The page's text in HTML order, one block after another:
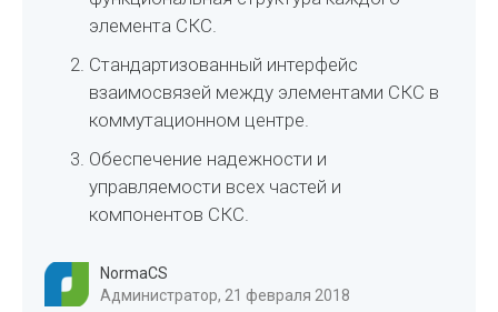
элемента СКС.
Стандартизованный интерфейс
взаимосвязей между элементами СКС в
коммутационном центре.
Обеспечение надежности и
управляемости всех частей и
компонентов СКС.
NormaCS
Администратор, 21 февраля 2018